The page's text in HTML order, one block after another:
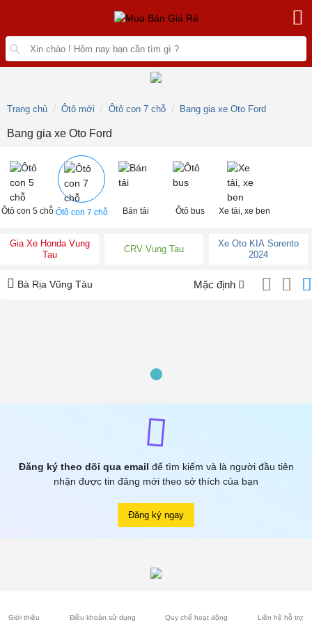
Trang chủ Ôtô mới Ôtô con 7 chỗ Bang gia xe Oto Ford
Bang gia xe Oto Ford
Ôtô con 5 chỗ Ôtô con 7 chỗ Bán tải Ôtô bus Xe tải, xe ben
Gia Xe Honda Vung
Tau
CRV Vung Tau
Xe Oto KIA Sorento
2024
Bà Rịa Vũng Tàu Mặc định
Đăng ký theo dõi qua email để tìm kiếm và là người đầu tiên
nhận được tin đăng mới theo sở thích của bạn
Đăng ký ngay
Giới thiệu Điều khoản sử dụng Quy chế hoạt động Liên hệ hỗ trợ